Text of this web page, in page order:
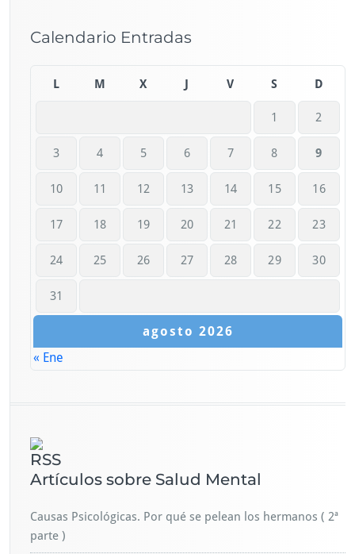
Calendario Entradas
agosto 2026
L M X V S D
1 2
3 4 5 6 7 8 9
10 11 12 13 14 15 16
17 18 19 20 21 22 23
24 25 26 27 28 29 30
31
« Ene
Artículos sobre Salud Mental
Causas Psicológicas. Por qué se pelean los hermanos ( 2ª
parte )